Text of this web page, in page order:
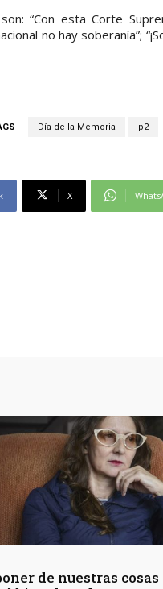
“Con esta Corte
no hay soberanía”;
Día de la Memoria p2
X
de nuestras cosas